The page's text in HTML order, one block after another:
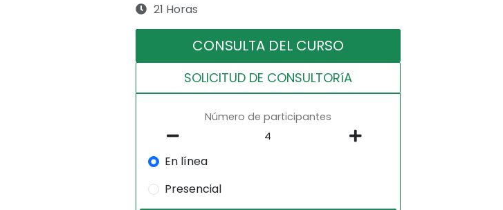
21 Horas
CONSULTA DEL CURSO
SOLICITUD DE CONSULTORíA
Número de participantes
En línea
Presencial